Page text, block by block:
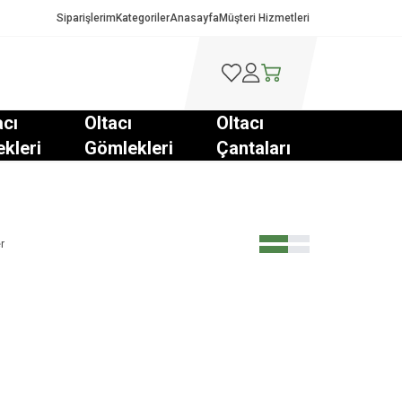
Siparişlerim KategorilerAnasayfaMüşteri Hizmetleri
Favorilerim
Hesabım
Sepetim
Oltacı
Gömlekleri
Oltacı
Çantaları